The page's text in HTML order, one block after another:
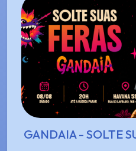
GANDAIA - SOLTE